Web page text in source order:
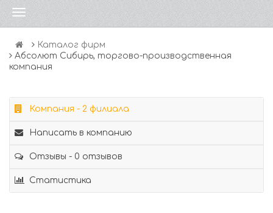
Каталог фирм
Абсолют Сибирь, торгово-производственная
компания
Компания - 2 филиала
Написать в компанию
Отзывы - 0 отзывов
Статистика